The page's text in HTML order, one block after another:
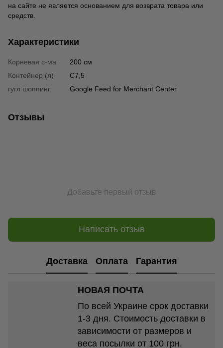
на сайте не является основанием для возврата товара или
средств.
Характеристики
Корневая с-ма
200 см
Контейнер (л)
С7,5
гугл шоппинг
Google Feed for Merchant Center
Отзывы
Добавьте первый отзыв
Написать отзыв
Доставка Оплата Гарантия
НОВАЯ ПОЧТА
По всей Украине срок доставки
1-3 дня. Стоимость доставки в
зависимости от размеров и
веса посылки от 100 грн.